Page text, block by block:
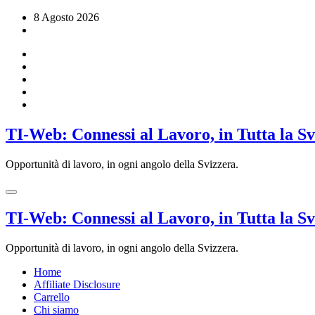
8 Agosto 2026
TI-Web: Connessi al Lavoro, in Tutta la
Opportunità di lavoro, in ogni angolo della Svizzera.
TI-Web: Connessi al Lavoro, in Tutta la
Opportunità di lavoro, in ogni angolo della Svizzera.
Home
Affiliate Disclosure
Carrello
Chi siamo